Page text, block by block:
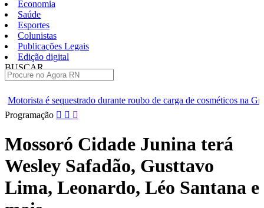
Economia
Saúde
Esportes
Colunistas
Publicações Legais
Edição digital
BUSCAR
durante roubo de carga de cosméticos na Grande Natal
Pular
para
conteúdo
Programação
Mossoró Cidade Junina terá
Wesley Safadão, Gusttavo
Lima, Leonardo, Léo Santana e